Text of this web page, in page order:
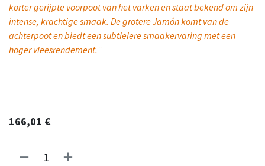
korter gerijpte voorpoot van het varken en staat bekend om zijn
intense, krachtige smaak. De grotere Jamón komt van de
achterpoot en biedt een subtielere smaakervaring met een
hoger vleesrendement.¨
166,01 €